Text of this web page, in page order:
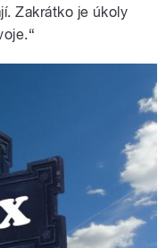
Zakrátko je úkoly